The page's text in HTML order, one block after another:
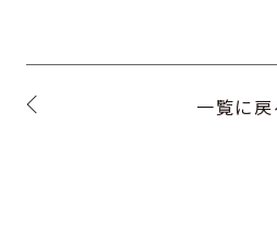
一覧に戻